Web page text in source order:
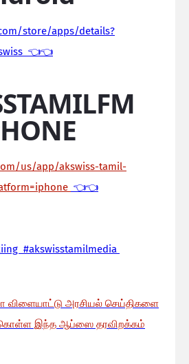
store/apps/details?
👈👈
us/app/akswiss-tamil-
👈👈
#akswisstamilmedia
விளையாட்டு அரசியல் செய்திகளை
கொள்ள இந்த ஆப்ஸை தரவிறக்கம்